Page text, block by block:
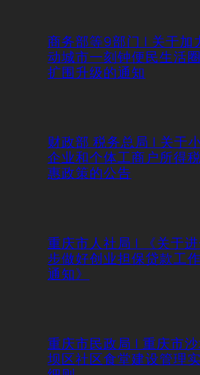
商务部等9部门 | 关于加
动城市一刻钟便民生活
扩围升级的通知
财政部 税务总局 | 关于
企业和个体工商户所得
惠政策的公告
重庆市人社局 | 《关于
步做好创业担保贷款工
通知》
重庆市民政局 | 重庆市
坝区社区食堂建设管理